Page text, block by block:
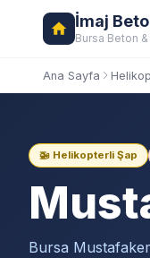
İmaj
Bursa Beton &
Ana Sayfa
🚁 Helikopterli Şap
Bursa